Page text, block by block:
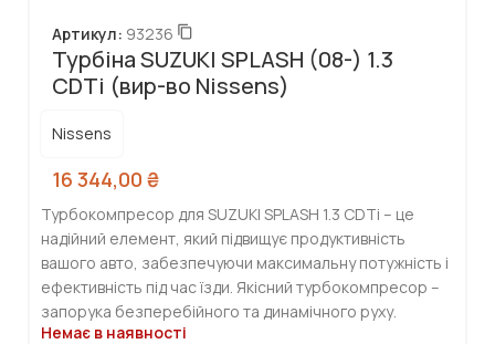
Турбіна SUZUKI SPLASH (08-) 1.3
CDTi (вир-во Nissens)
Артикул: 93236
Nissens
16 344,00 ₴
Турбокомпресор для SUZUKI SPLASH 1.3 CDTi – це
надійний елемент, який підвищує продуктивність
вашого авто, забезпечуючи максимальну потужність і
ефективність під час їзди. Якісний турбокомпресор –
запорука безперебійного та динамічного руху.
Немає в наявності